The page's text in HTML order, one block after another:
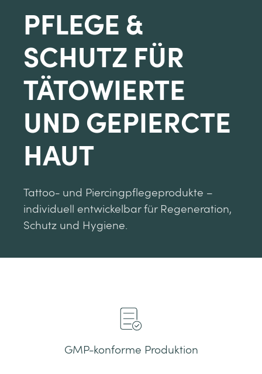
PFLEGE &
SCHUTZ FÜR
TÄTOWIERTE
UND GEPIERCTE
HAUT
Tattoo- und Piercingpflegeprodukte –
individuell entwickelbar für Regeneration,
Schutz und Hygiene.
GMP-konforme Produktion